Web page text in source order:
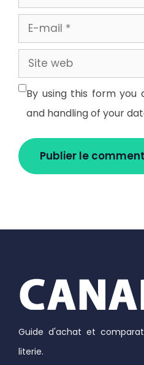
mail
Site
web
By using this form
and handling of your
Guide d'achat et
literie.